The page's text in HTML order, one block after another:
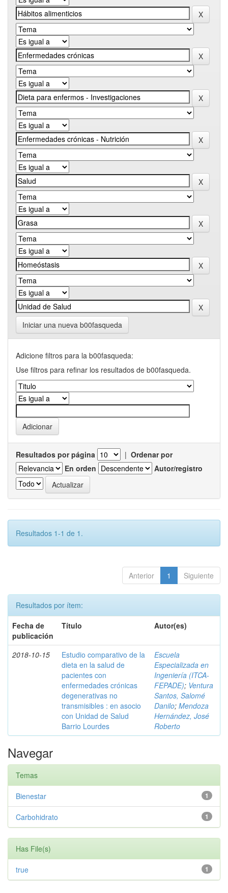
Iniciar una nueva b00fasqueda
Adicione filtros para la b00fasqueda:
Use filtros para refinar los resultados de b00fasqueda.
Resultados por página | Ordenar por
En orden
Autor/registro
Resultados 1-1 de 1.
Anterior 1 Siguiente
Resultados por ítem:
Fecha de
publicación
Título Autor(es)
2018-10-15
Estudio comparativo de la
dieta en la salud de
pacientes con
enfermedades crónicas
degenerativas no
transmisibles : en asocio
con Unidad de Salud
Barrio Lourdes
Escuela
Especializada en
Ingeniería (ITCA-
FEPADE); Ventura
Santos, Salomé
Danilo; Mendoza
Hernández, José
Roberto
Navegar
Temas
1
Bienestar
1
Carbohidrato
Has File(s)
1
true